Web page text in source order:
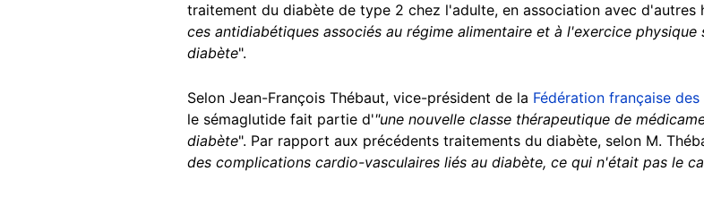
traitement du diabète de type 2 chez l'adulte, en association avec d'autres
ces antidiabétiques associés au régime alimentaire et à l'exercice
diabète".
Selon Jean-François Thébaut, vice-président de la Fédération française
le sémaglutide fait partie d'"une nouvelle classe thérapeutique de
diabète". Par rapport aux précédents traitements du diabète, selon M.
des complications cardio-vasculaires liés au diabète, ce qui n'était pas le